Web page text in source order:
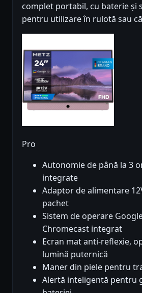
complet portabil, cu baterie și
pentru utilizare în rulotă sau
Pro
Autonomie de până la 3
integrate
Adaptor de alimentare
pachet
Sistem de operare
Chromecast integrat
Ecran mat anti-reflexie,
lumină puternică
Maner din piele pentru
Alertă inteligentă pentru